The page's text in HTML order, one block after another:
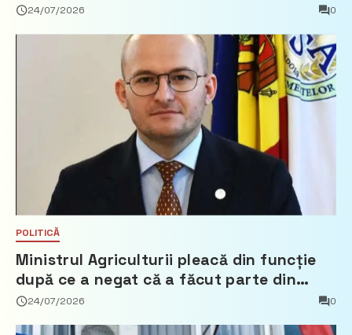
24/07/2026 0
POLITICĂ
Ministrul Agriculturii pleacă din funcție
după ce a negat că a făcut parte din
Partidul Democrat
24/07/2026 0